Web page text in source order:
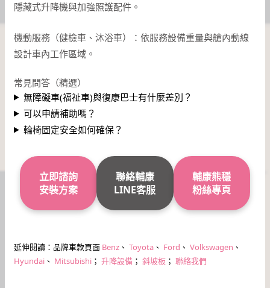
隱藏式升降機與加強照護配件。
機動服務（健檢車、沐浴車）：依服務設備重量與艙內動線
設計車內工作區域。
常見問答（精選）
無障礙車(福祉車)與復康巴士有什麼差別？
可以申請補助嗎？
輪椅固定安全如何確保？
立即諮詢
安裝方案
聯絡輔康
LINE客服
輔康熊穩
粉絲專頁
延伸閱讀：品牌車款頁面 Benz 、Toyota 、 Ford 、Volkswagen 、
Hyundai 、 Mitsubishi ；升降設備 ；斜坡板 ；聯絡我們